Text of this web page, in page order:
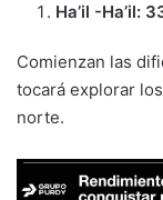
Ha’il -Ha’il:
Comienzan las
tocará explorar
norte.